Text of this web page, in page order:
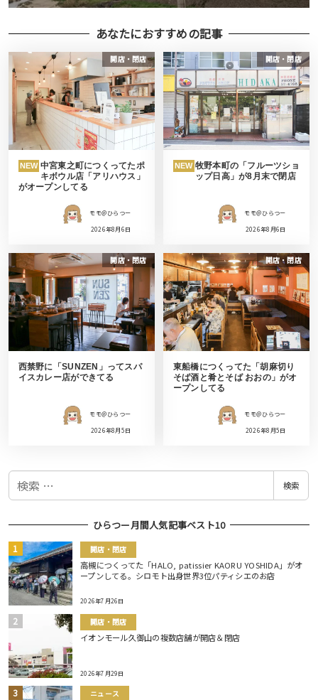
あなたにおすすめの記事
開店・閉店
NEW 中宮東之町につくってたポ
キボウル店「アリハウス」
がオープンしてる
モモ＠ひらつー
2026年8月6日
開店・閉店
NEW 牧野本町の「フルーツショ
ップ日高」が8月末で閉店
モモ＠ひらつー
2026年8月6日
開店・閉店
西禁野に「SUNZEN」ってスパ
イスカレー店ができてる
モモ＠ひらつー
2026年8月5日
開店・閉店
東船橋につくってた「胡麻切り
そば酒と肴とそば おおの」がオ
ープンしてる
モモ＠ひらつー
2026年8月5日
検
検索
ひらつー月間人気記事ベスト10
開店・閉店
高槻につくってた「HALO, patissier KAORU YOSHIDA」がオ
ープンしてる。シロモト出身世界3位パティシエのお店
2026年7月26日
開店・閉店
イオンモール久御山の複数店舗が開店＆閉店
2026年7月29日
ニュース